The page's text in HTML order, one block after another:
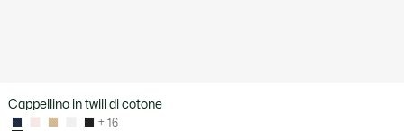
Cappellino in twill di cotone
+ 16